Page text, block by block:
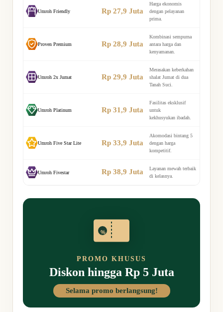
Umroh Friendly Rp 27,9 Juta
Harga ekonomis
dengan pelayanan
prima.
Proven Premium Rp 28,9 Juta
Kombinasi sempurna
antara harga dan
kenyamanan.
Umroh 2x Jumat Rp 29,9 Juta
Merasakan keberkahan
shalat Jumat di dua
Tanah Suci.
Umroh Platinum Rp 31,9 Juta
Fasilitas eksklusif
untuk
kekhusyukan ibadah.
Umroh Five Star Lite Rp 33,9 Juta
Akomodasi bintang 5
dengan harga
kompetitif.
Umroh Fivestar Rp 38,9 Juta
Layanan mewah terbaik
di kelasnya.
%
PROMO KHUSUS
Diskon hingga Rp 5 Juta
Selama promo berlangsung!